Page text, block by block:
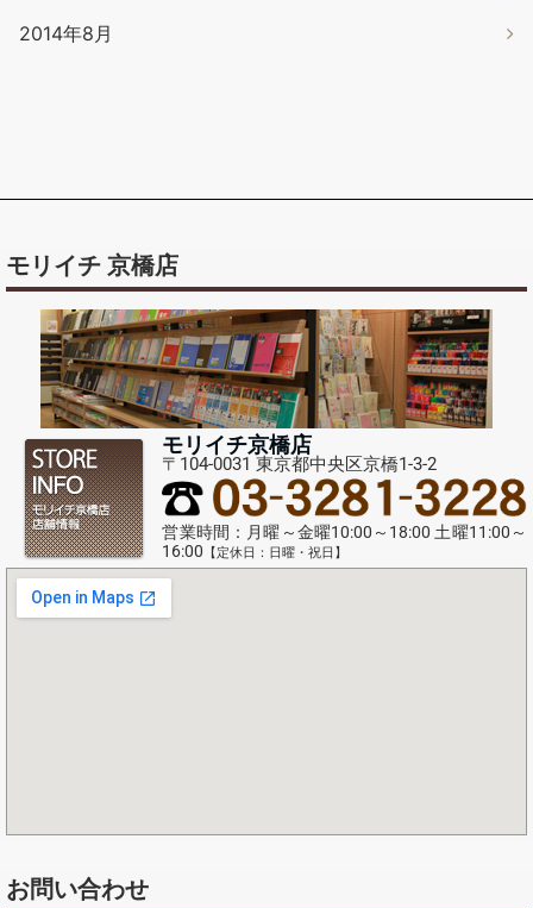
2014年8月
モリイチ 京橋店
モリイチ京橋店
〒104-0031 東京都中央区京橋1-3-2
営業時間：月曜～金曜10:00～18:00 土曜11:00～
16:00
【定休日：日曜・祝日】
お問い合わせ